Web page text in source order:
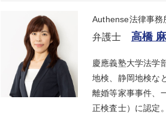
Authense法律事務
弁護士 高橋
慶應義塾大学法学
地検、静岡地検な
離婚等家事事件、
正検査士）に認定